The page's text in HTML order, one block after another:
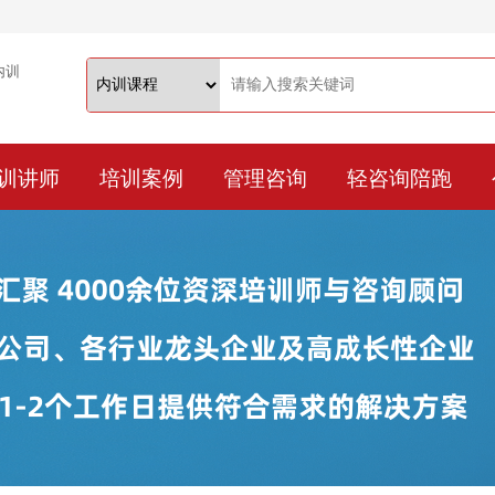
讲师 培训案例 管理咨询 轻咨询陪跑